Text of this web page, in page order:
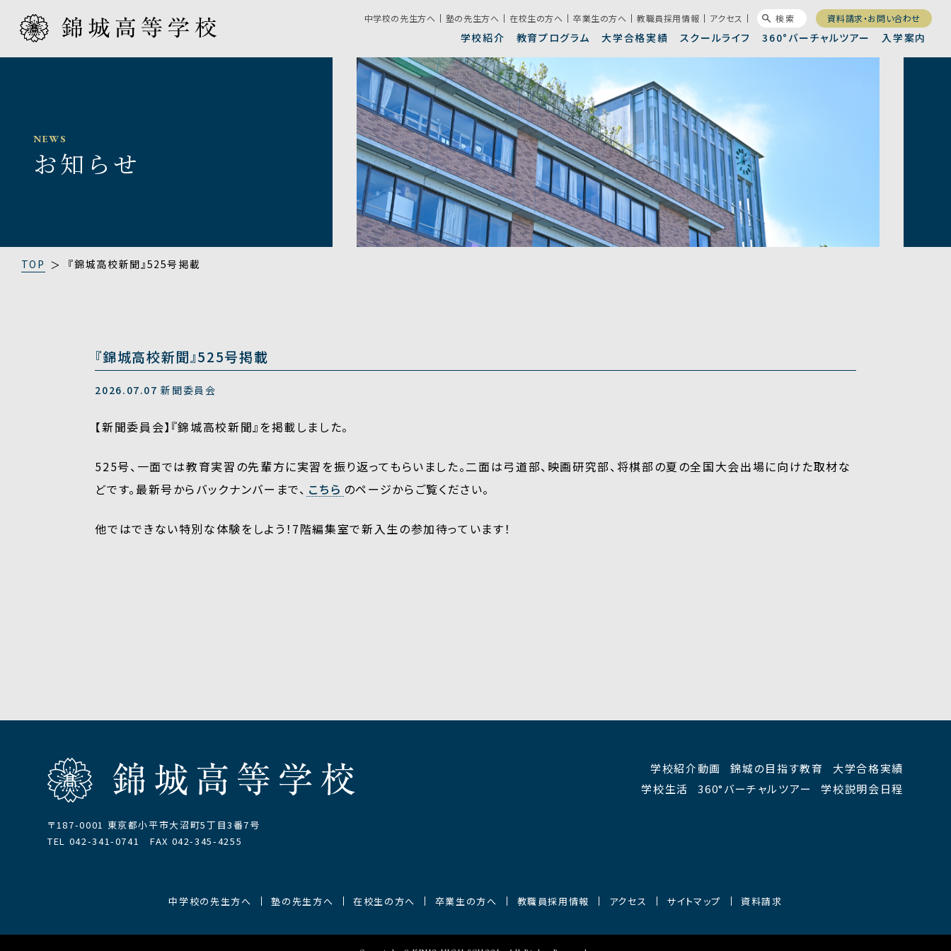
中学校の先生方へ 塾の先生方へ 在校生の方へ 卒業生の方へ 教職員採用情報 アクセス 検索 資料請求・お問い合わせ
学校紹介
学校紹介動画 校長メッセージ
デジタルパンフレット
教育プログラム
教育プログラム
錦城の目指す教育 特進コース
グローバル教育 高大連携
大学合格実績 スクールライフ
スクールライフ
クラブ活動 生徒会・委員会 錦城高校新聞
年間行事 施設案内
学校生活の決まり
360°バーチャルツアー 入学案内
学校説明会日程 募集要項
入試に関するQ&A
NEWS
お知らせ
TOP 『錦城高校新聞』525号掲載
『錦城高校新聞』525号掲載
2026.07.07新聞委員会
【新聞委員会】『錦城高校新聞』を掲載しました。
525号、一面では教育実習の先輩方に実習を振り返ってもらいました。二面は弓道部、映画研究部、将棋部の夏の全国大会出場に向けた取材な
どです。最新号からバックナンバーまで、 こちら のページからご覧ください。
他ではできない特別な体験をしよう！7階編集室で新入生の参加待っています！
〒187-0001 東京都小平市大沼町5丁目3番7号
TEL 042-341-0741 FAX 042-345-4255
学校紹介動画 錦城の目指す教育
大学合格実績
学校生活
360°バーチャルツアー 学校説明会日程
中学校の先生方へ 塾の先生方へ 在校生の方へ 卒業生の方へ 教職員採用情報 アクセス サイトマップ 資料請求